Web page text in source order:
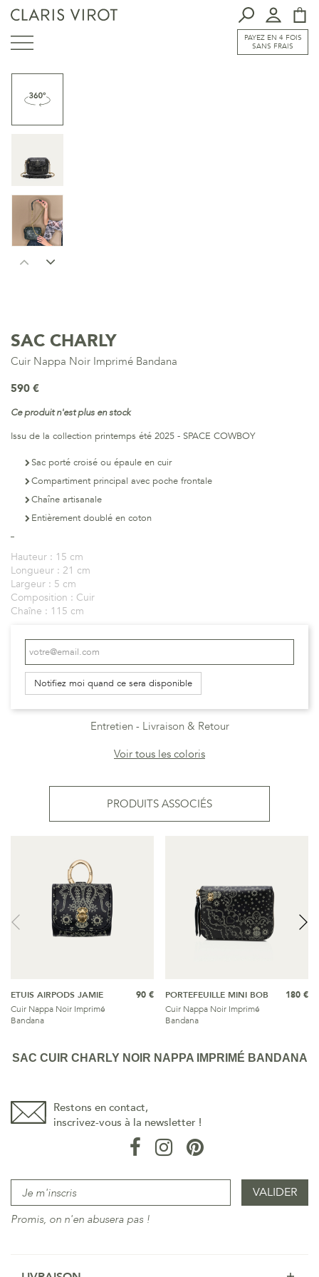
PAYEZ EN 4 FOIS
SANS FRAIS
SAC CHARLY
Cuir Nappa Noir Imprimé Bandana
590 €
Ce produit n'est plus en stock
Issu de la collection printemps été 2025 - SPACE COWBOY
Sac porté croisé ou épaule en cuir
Compartiment principal avec poche frontale
Chaîne artisanale
Entièrement doublé en coton
Hauteur : 15 cm
Longueur : 21 cm
Largeur : 5 cm
Composition : Cuir
Chaîne : 115 cm
Notifiez moi quand ce sera disponible
Entretien
Livraison & Retour
Voir tous les coloris
PRODUITS ASSOCIÉS
ETUIS AIRPODS JAMIE
Cuir Nappa Noir Imprimé
Bandana
90 €
PORTEFEUILLE MINI BOB
Cuir Nappa Noir Imprimé
Bandana
180 €
SAC CUIR CHARLY NOIR NAPPA IMPRIMÉ BANDANA
Restons en contact,
inscrivez-vous à la newsletter !
Promis, on n'en abusera pas !